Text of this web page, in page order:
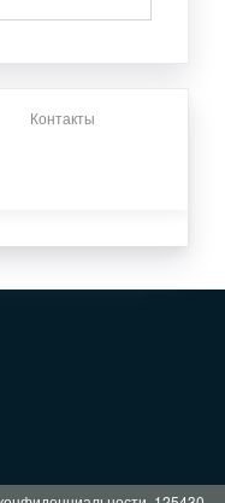
Контакты